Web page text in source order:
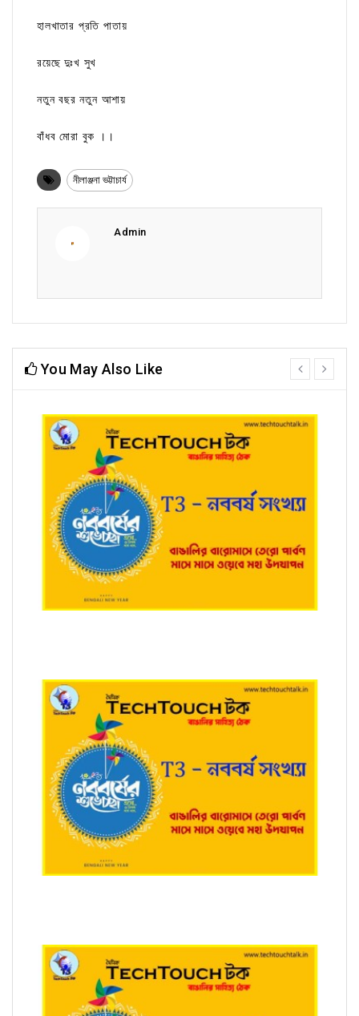
হালখাতার প্রতি পাতায়
রয়েছে দুঃখ সুখ
নতুন বছর নতুন আশায়
বাঁধব মোরা বুক ।।
নীলাঞ্জনা ভট্টাচার্য
Admin
You May Also Like
prev